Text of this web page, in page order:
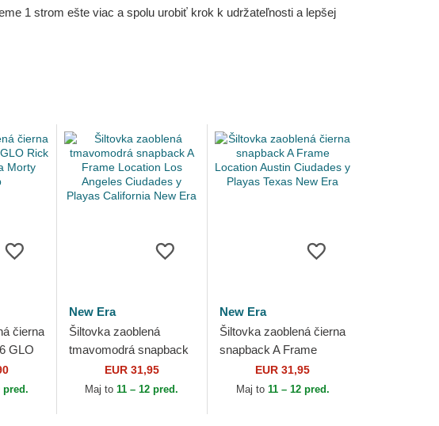
1 strom ešte viac a spolu urobiť krok k udržateľnosti a lepšej
čierna
GLO
a
pred.
New Era
Šiltovka zaoblená
tmavomodrá snapback
A Frame Location Los
Angeles Ciudades y
EUR 31,95
Maj to11 – 12 pred.
New Era
Šiltovka zaoblená čierna
snapback A Frame
Location Austin
Ciudades y Playas
EUR 31,95
Maj to 11 – 12 pred.